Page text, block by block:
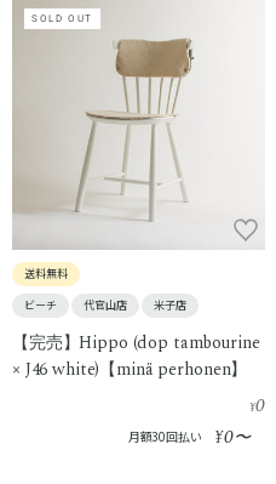
SOLD OUT
送料無料
ビーチ
代官山店 米子店
【完売】Hippo (dop tambourine
× J46 white)【minä perhonen】
¥0
月額30回払い ¥0〜